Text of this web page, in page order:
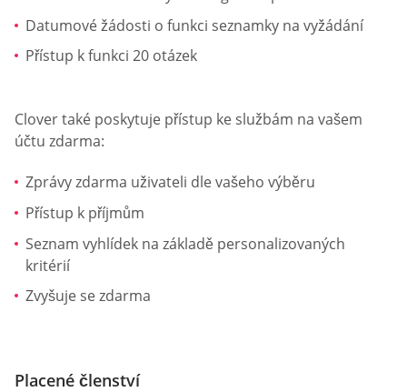
Datumové žádosti o funkci seznamky na vyžádání
Přístup k funkci 20 otázek
Clover také poskytuje přístup ke službám na vašem
účtu zdarma:
Zprávy zdarma uživateli dle vašeho výběru
Přístup k příjmům
Seznam vyhlídek na základě personalizovaných
kritérií
Zvyšuje se zdarma
Placené členství